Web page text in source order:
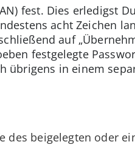
fest. Dies erledigst
acht Zeichen
auf
festgelegte
übrigens in einem
beigelegten oder